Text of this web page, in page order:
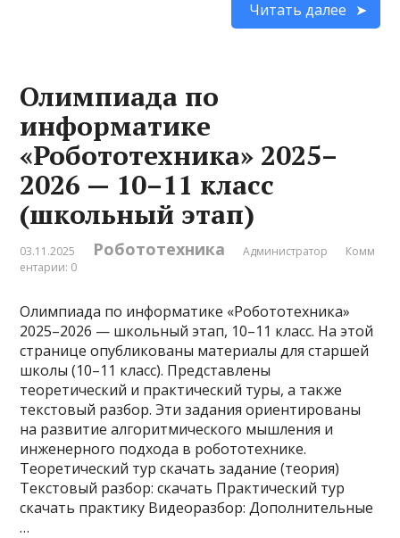
Читать далее
Олимпиада по
информатике
«Робототехника» 2025–
2026 — 10–11 класс
(школьный этап)
03.11.2025 Робототехника Администратор
Комм
ентарии: 0
Олимпиада по информатике «Робототехника»
2025–2026 — школьный этап, 10–11 класс. На этой
странице опубликованы материалы для старшей
школы (10–11 класс). Представлены
теоретический и практический туры, а также
текстовый разбор. Эти задания ориентированы
на развитие алгоритмического мышления и
инженерного подхода в робототехнике.
Теоретический тур скачать задание (теория)
Текстовый разбор: скачать Практический тур
скачать практику Видеоразбор: Дополнительные
…